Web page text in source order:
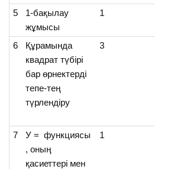
5
1-бақылау
жұмысы
1
6
Құрамында
квадрат түбірі
бар өрнектерді
тепе-тең
түрлендіру
3
7
У = функциясы
, оның
қасиеттері мен
1